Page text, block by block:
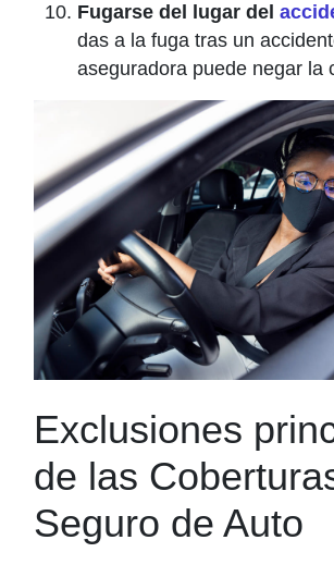
Fugarse del lugar del
das a la fuga tras un
aseguradora puede negar la
Exclusiones
de las
Seguro de Auto